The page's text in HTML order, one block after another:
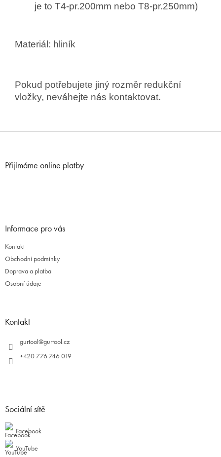
je to T4-pr.200mm nebo T8-pr.250mm)
Materiál: hliník
Pokud potřebujete jiný rozměr redukční
vložky, neváhejte nás kontaktovat.
Přijímáme online platby
Informace pro vás
Kontakt
Obchodní podmínky
Doprava a platba
Osobní údaje
Kontakt
gurtool@gurtool.cz
+420 776 746 019
Sociální sítě
Facebook
YouTube